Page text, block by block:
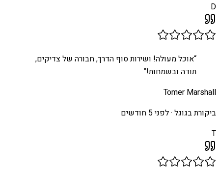
D
“אוכל מעולה! ושירות סוף הדרך, חבורה של צדיקים,
תודה ובשמחות!”
Tomer Marshall
ביקורת בגוגל ·לפני 5 חודשים
T